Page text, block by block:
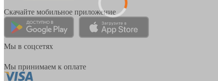
Скачайте мобильное приложение
Мы в соцсетях
Мы принимаем к оплате